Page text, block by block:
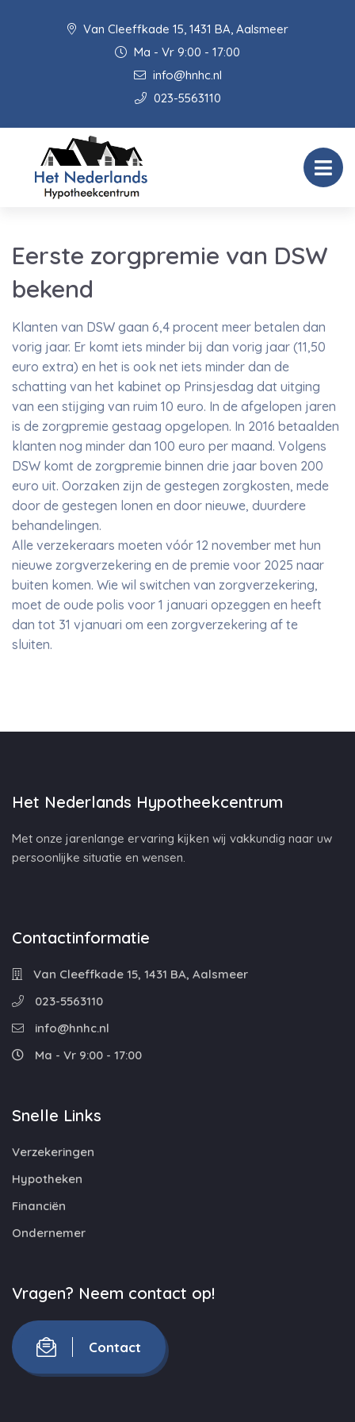
Van Cleeffkade 15, 1431 BA, Aalsmeer
Ma - Vr 9:00 - 17:00
info@hnhc.nl
023-5563110
Eerste zorgpremie van DSW
bekend
Klanten van DSW gaan 6,4 procent meer betalen dan
vorig jaar. Er komt iets minder bij dan vorig jaar (11,50
euro extra) en het is ook net iets minder dan de
schatting van het kabinet op Prinsjesdag dat uitging
van een stijging van ruim 10 euro. In de afgelopen jaren
is de zorgpremie gestaag opgelopen. In 2016 betaalden
klanten nog minder dan 100 euro per maand. Volgens
DSW komt de zorgpremie binnen drie jaar boven 200
euro uit. Oorzaken zijn de gestegen zorgkosten, mede
door de gestegen lonen en door nieuwe, duurdere
behandelingen.
Alle verzekeraars moeten vóór 12 november met hun
nieuwe zorgverzekering en de premie voor 2025 naar
buiten komen. Wie wil switchen van zorgverzekering,
moet de oude polis voor 1 januari opzeggen en heeft
dan tot 31 vjanuari om een zorgverzekering af te
sluiten.
Het Nederlands Hypotheekcentrum
Met onze jarenlange ervaring kijken wij vakkundig naar uw
persoonlijke situatie en wensen.
Contactinformatie
Van Cleeffkade 15, 1431 BA, Aalsmeer
023-5563110
info@hnhc.nl
Ma - Vr 9:00 - 17:00
Snelle Links
Verzekeringen
Hypotheken
Financiën
Ondernemer
Vragen? Neem contact op!
Contact